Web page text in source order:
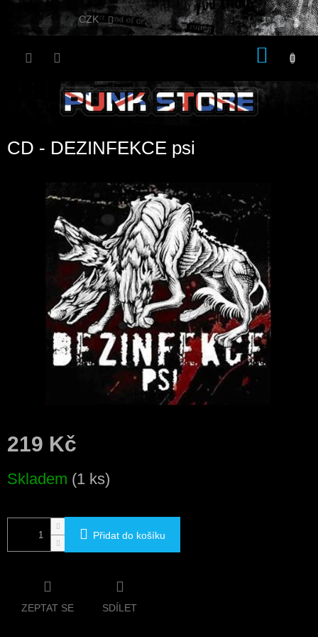
Přejít
CZK
CD - DEZINFEKCE psi
219 Kč
cena:
Skladem (1 ks)
Přidat do košíku
ZEPTAT SE SDÍLET